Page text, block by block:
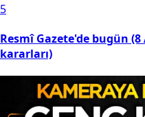
5
Resmî Gazete'de bugün
kararları)